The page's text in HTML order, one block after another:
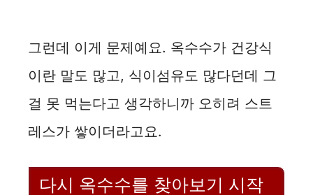
그런데 이게 문제예요. 옥수수가 건강식
이란 말도 많고, 식이섬유도 많다던데 그
걸 못 먹는다고 생각하니까 오히려 스트
레스가 쌓이더라고요.
다시 옥수수를 찾아보기 시작